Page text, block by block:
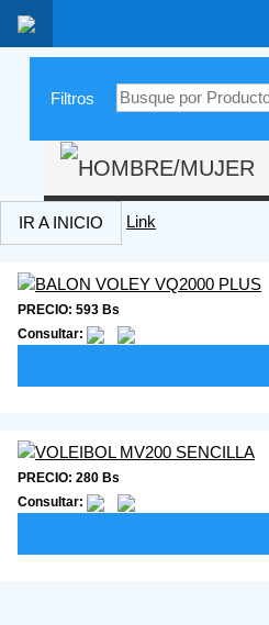
Filtros
IR A INICIO Link
PRECIO: 593 Bs
Consultar:
PRECIO: 280 Bs
Consultar: